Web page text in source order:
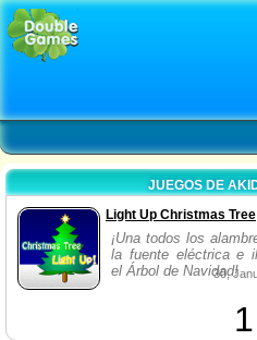
JUEGOS DE
Light Up Christmas Tree
¡Una todos los
la fuente eléctrica e
el Árbol de Navidad!
30,
1